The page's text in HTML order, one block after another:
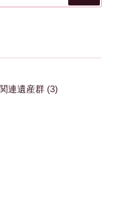
連遺産群 (3)